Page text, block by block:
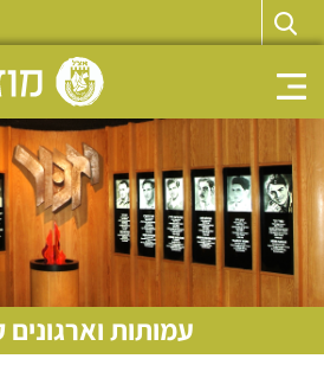
Toggle navigation
עמותות וארגונים